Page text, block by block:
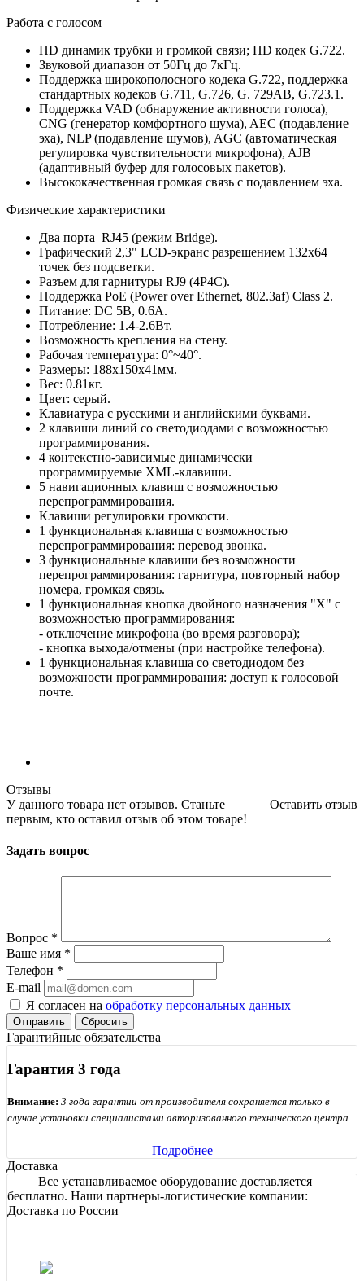
Работа с голосом
HD динамик трубки и громкой связи; HD кодек G.722.
Звуковой диапазон от 50Гц до 7кГц.
Поддержка широкополосного кодека G.722, поддержка
стандартных кодеков G.711, G.726, G. 729AB, G.723.1.
Поддержка VAD (обнаружение активности голоса),
CNG (генератор комфортного шума), AEC (подавление
эха), NLP (подавление шумов), AGC (автоматическая
регулировка чувствительности микрофона), AJB
(адаптивный буфер для голосовых пакетов).
Высококачественная громкая связь с подавлением эха.
Физические характеристики
Два порта RJ45 (режим Bridge).
Графический 2,3" LCD-экранс разрешением 132x64
точек без подсветки.
Разъем для гарнитуры RJ9 (4P4C).
Поддержка РоЕ (Power over Ethernet, 802.3af) Class 2.
Питание: DC 5В, 0.6A.
Потребление: 1.4-2.6Вт.
Возможность крепления на стену.
Рабочая температура: 0°~40°.
Размеры: 188x150x41мм.
Вес: 0.81кг.
Цвет: серый.
Клавиатура с русскими и английскими буквами.
2 клавиши линий со светодиодами с возможностью
программирования.
4 контекстно-зависимые динамически
программируемые XML-клавиши.
5 навигационных клавиш с возможностью
перепрограммирования.
Клавиши регулировки громкости.
1 функциональная клавиша с возможностью
перепрограммирования: перевод звонка.
3 функциональные клавиши без возможности
перепрограммирования: гарнитура, повторный набор
номера, громкая связь.
1 функциональная кнопка двойного назначения "Х" с
возможностью программирования:
- отключение микрофона (во время разговора);
- кнопка выхода/отмены (при настройке телефона).
1 функциональная клавиша со светодиодом без
возможности программирования: доступ к голосовой
почте.
Отзывы
Оставить отзыв
У данного товара нет отзывов. Станьте
первым, кто оставил отзыв об этом товаре!
Задать вопрос
Вопрос *
Ваше имя *
Телефон *
E-mail
Я согласен на обработку персональных данных
Сбросить
Гарантийные обязательства
Гарантия 3 года
Внимание: 3 года гарантии от производителя сохраняется только в
случае установки специалистами авторизованного технического центра
Подробнее
Доставка
Все устанавливаемое оборудование доставляется
бесплатно. Наши партнеры-логистические компании:
Доставка по России